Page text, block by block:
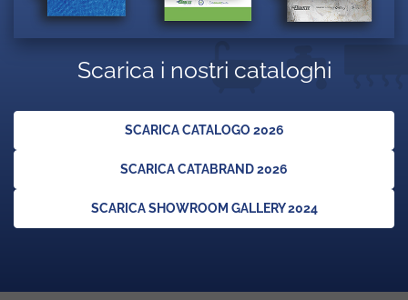
Scarica i nostri cataloghi
SCARICA CATALOGO 2026
SCARICA CATABRAND 2026
SCARICA SHOWROOM GALLERY 2024